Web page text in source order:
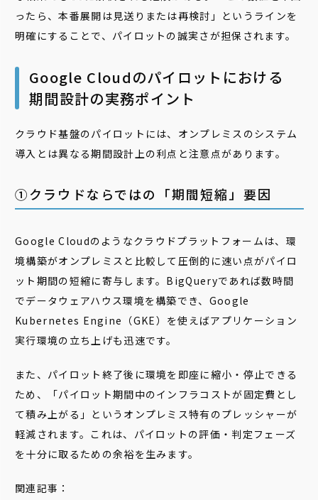
ったら、本番展開は見送りまたは再検討」というラインを
明確にすることで、パイロットの誠実さが担保されます。
Google Cloudのパイロットにおける
期間設計の実務ポイント
クラウド基盤のパイロットには、オンプレミスのシステム
導入とは異なる期間設計上の利点と注意点があります。
➀クラウドならではの「期間短縮」要因
Google Cloudのようなクラウドプラットフォームは、環
境構築がオンプレミスと比較して圧倒的に速い点がパイロ
ット期間の短縮に寄与します。BigQueryであれば数時間
でデータウェアハウス環境を構築でき、Google
Kubernetes Engine（GKE）を使えばアプリケーション
実行環境の立ち上げも迅速です。
また、パイロット終了後に環境を即座に縮小・停止できる
ため、「パイロット期間中のインフラコストが固定費とし
て積み上がる」というオンプレミス特有のプレッシャーが
軽減されます。これは、パイロットの評価・判定フェーズ
を十分に取るための余裕を生みます。
関連記事：